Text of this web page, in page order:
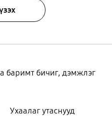
баримт бичиг, дэмжлэг
Ухаалаг утаснууд